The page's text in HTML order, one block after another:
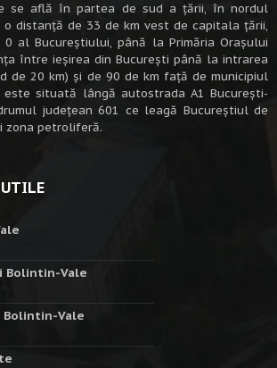
se află în partea de sud a ţării, în nordul
o distanţă de 33 de km vest de capitala țării,
al Bucureștiului, până la Primăria Orașului
între ieșirea din București până la intrarea
de 20 km) şi de 90 de km faţă de municipiul
este situată lângă autostrada A1 Bucureşti-
judeţean 601 ce leagă Bucureştiul de
zona petroliferă.
Bolintin-Vale
Bolintin-Vale